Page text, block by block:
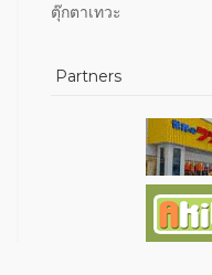
ตุ๊กตาเทวะ
Partners